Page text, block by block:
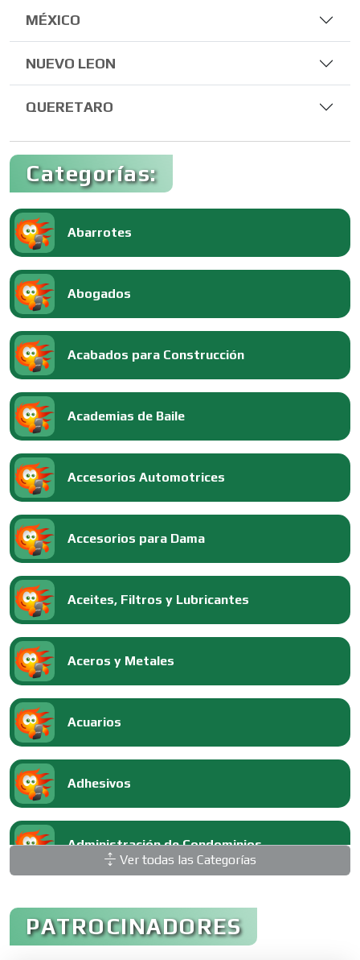
MÉXICO
NUEVO LEON
QUERETARO
Categorías:
Abarrotes
Abogados
Acabados para Construcción
Academias de Baile
Accesorios Automotrices
Accesorios para Dama
Aceites, Filtros y Lubricantes
Aceros y Metales
Acuarios
Adhesivos
Administración de Condominios
Administración de Empresas
Ver todas las Categorías
PATROCINADORES